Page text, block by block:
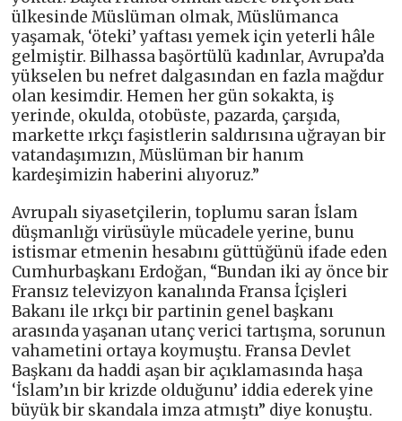
ülkesinde Müslüman olmak, Müslümanca
yaşamak, ‘öteki’ yaftası yemek için yeterli hâle
gelmiştir. Bilhassa başörtülü kadınlar, Avrupa’da
yükselen bu nefret dalgasından en fazla mağdur
olan kesimdir. Hemen her gün sokakta, iş
yerinde, okulda, otobüste, pazarda, çarşıda,
markette ırkçı faşistlerin saldırısına uğrayan bir
vatandaşımızın, Müslüman bir hanım
kardeşimizin haberini alıyoruz.”
Avrupalı siyasetçilerin, toplumu saran İslam
düşmanlığı virüsüyle mücadele yerine, bunu
istismar etmenin hesabını güttüğünü ifade eden
Cumhurbaşkanı Erdoğan, “Bundan iki ay önce bir
Fransız televizyon kanalında Fransa İçişleri
Bakanı ile ırkçı bir partinin genel başkanı
arasında yaşanan utanç verici tartışma, sorunun
vahametini ortaya koymuştu. Fransa Devlet
Başkanı da haddi aşan bir açıklamasında haşa
‘İslam’ın bir krizde olduğunu’ iddia ederek yine
büyük bir skandala imza atmıştı” diye konuştu.